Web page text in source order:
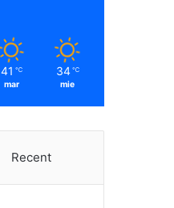
41 ℃
mar
34 ℃
mie
Recent